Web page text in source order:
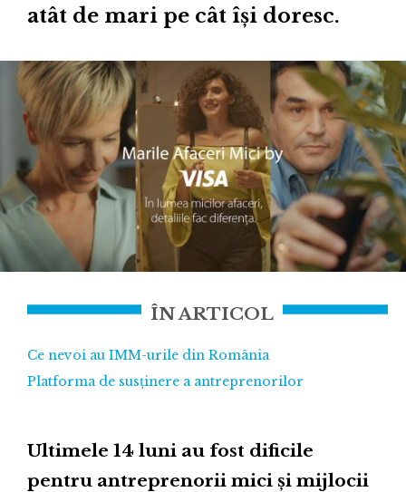
atât de mari pe cât își doresc.
ÎN ARTICOL
Ce nevoi au IMM-urile din România
Platforma de susținere a antreprenorilor
Ultimele 14 luni au fost dificile
pentru antreprenorii mici și mijlocii